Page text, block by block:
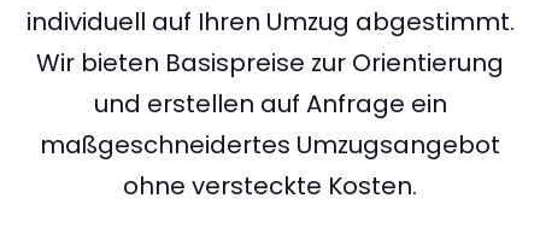
individuell auf Ihren Umzug abgestimmt.
Wir bieten Basispreise zur Orientierung
und erstellen auf Anfrage ein
maßgeschneidertes Umzugsangebot
ohne versteckte Kosten.